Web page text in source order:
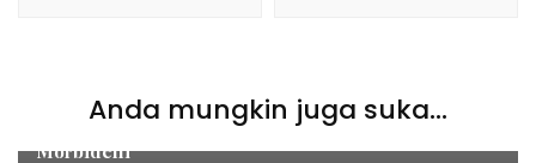
Anda mungkin juga suka...
Tak Berkategori
Pertamina Enduro VR46 Percaya Penuh pada
Morbidelli